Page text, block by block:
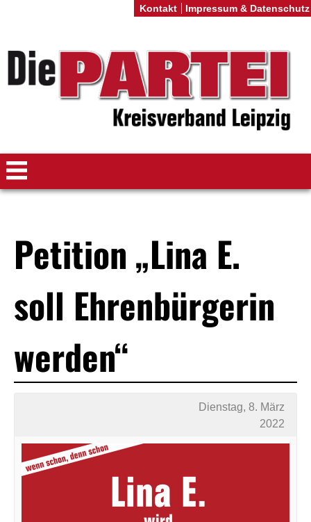
Petition „Lina E.
soll Ehrenbürgerin
werden“
Dienstag, 8. März
2022
Kontakt Impressum & Datenschutz